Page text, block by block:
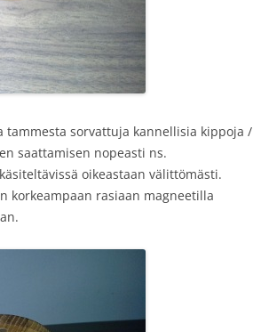
tammesta sorvattuja kannellisia kippoja /
saattamisen nopeasti ns.
oikeastaan välittömästi.
korkeampaan rasiaan magneetilla